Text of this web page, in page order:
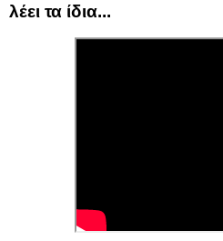
λέει τα ίδια...